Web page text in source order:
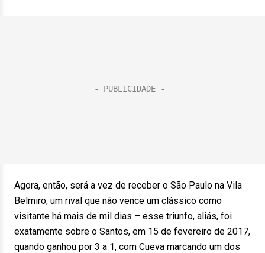
Agora, então, será a vez de receber o São Paulo na Vila
Belmiro, um rival que não vence um clássico como
visitante há mais de mil dias – esse triunfo, aliás, foi
exatamente sobre o Santos, em 15 de fevereiro de 2017,
quando ganhou por 3 a 1, com Cueva marcando um dos